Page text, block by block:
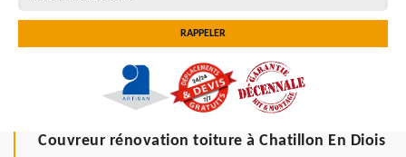
Couvreur rénovation toiture à Chatillon En Diois